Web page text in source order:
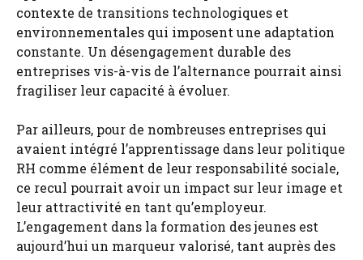
contexte de transitions technologiques et
environnementales qui imposent une adaptation
constante. Un désengagement durable des
entreprises vis-à-vis de l’alternance pourrait ainsi
fragiliser leur capacité à évoluer.
Par ailleurs, pour de nombreuses entreprises qui
avaient intégré l’apprentissage dans leur politique
RH comme élément de leur responsabilité sociale,
ce recul pourrait avoir un impact sur leur image et
leur attractivité en tant qu’employeur.
L’engagement dans la formation des jeunes est
aujourd’hui un marqueur valorisé, tant auprès des